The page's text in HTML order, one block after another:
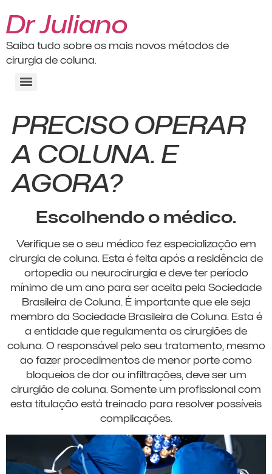
Dr Juliano
Saiba tudo sobre os mais novos métodos de
cirurgia de coluna.
PRECISO OPERAR
A COLUNA. E
AGORA?
Escolhendo o médico.
Verifique se o seu médico fez especialização em
cirurgia de coluna. Esta é feita após a residência de
ortopedia ou neurocirurgia e deve ter período
mínimo de um ano para ser aceita pela Sociedade
Brasileira de Coluna. É importante que ele seja
membro da Sociedade Brasileira de Coluna. Esta é
a entidade que regulamenta os cirurgiões de
coluna. O responsável pelo seu tratamento, mesmo
ao fazer procedimentos de menor porte como
bloqueios de dor ou infiltrações, deve ser um
cirurgião de coluna. Somente um profissional com
esta titulação está treinado para resolver possíveis
complicações.